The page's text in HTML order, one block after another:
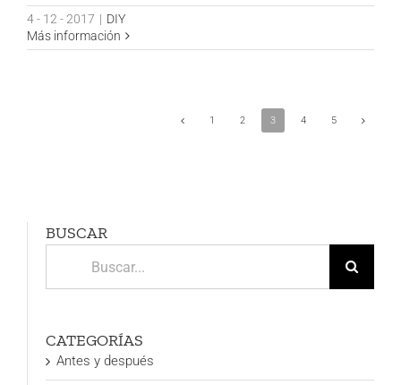
4 - 12 - 2017 | DIY
Más información
1 2 3 4 5
BUSCAR
CATEGORÍAS
Antes y después